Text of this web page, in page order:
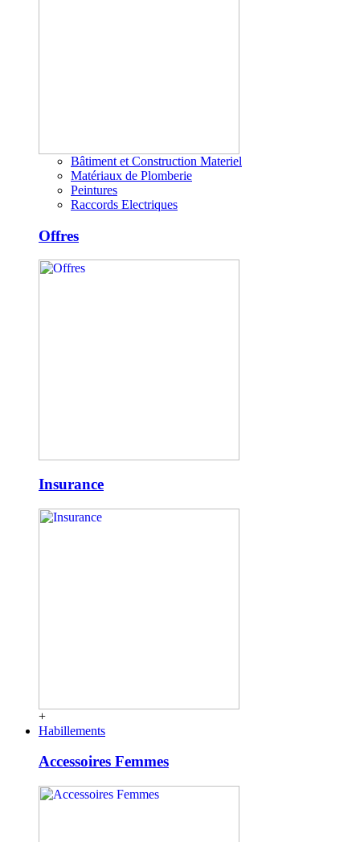
Bâtiment et Construction Materiel
Matériaux de Plomberie
Peintures
Raccords Electriques
Offres
Insurance
+
Habillements
Accessoires Femmes